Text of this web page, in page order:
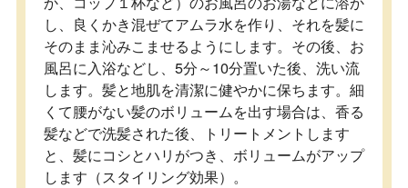
し、良くかき混ぜてアムラ水を作り、それを髪に
そのまま沁みこませるようにします。その後、お
風呂に入浴などし、5分～10分置いた後、洗い流
します。髪と地肌を清潔に健やかに保ちます。細
くて腰がない髪のボリュームを出す場合は、香る
髪などで洗髪された後、トリートメントします
と、髪にコシとハリがつき、ボリュームがアップ
します（スタイリング効果）。